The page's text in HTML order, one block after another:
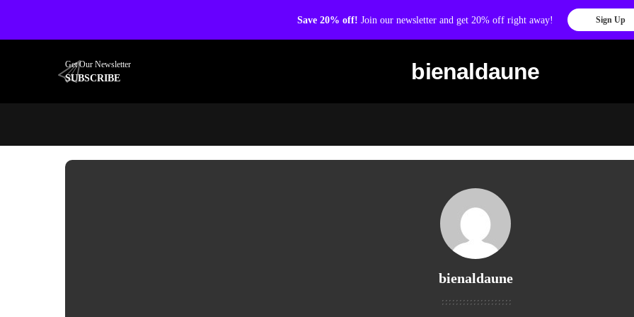
Save 20% off! Join our newsletter and get 20% off right away! Sign Up
Get Our Newsletter
SUBSCRIBE bienaldaune
bienaldaune